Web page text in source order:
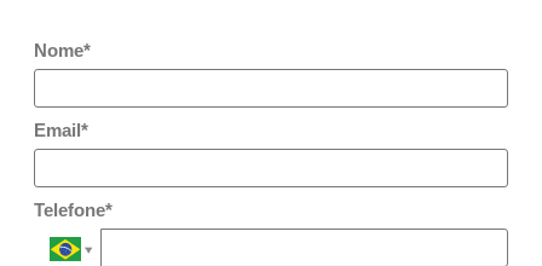
Nome*
Email*
Telefone*